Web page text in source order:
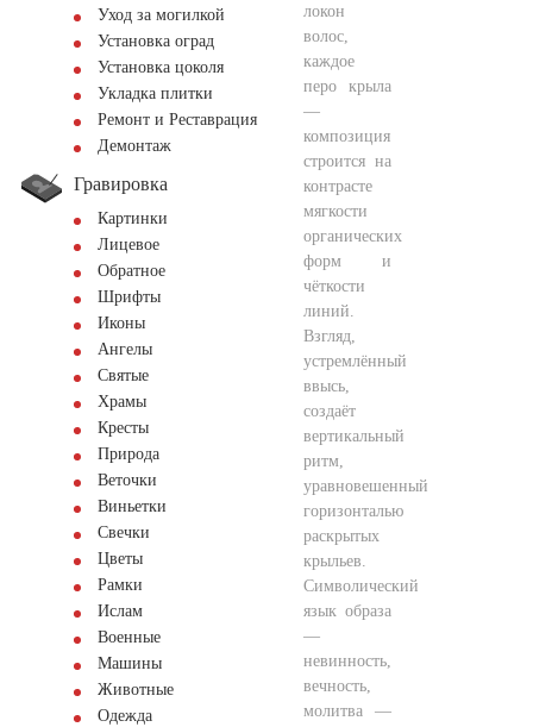
Уход за могилкой
Установка оград
Установка цоколя
Укладка плитки
Ремонт и Реставрация
Демонтаж
Гравировка
Картинки
Лицевое
Обратное
Шрифты
Иконы
Ангелы
Святые
Храмы
Кресты
Природа
Веточки
Виньетки
Свечки
Цветы
Рамки
Ислам
Военные
Машины
Животные
Одежда
локон
волос,
каждое
перо крыла
—
композиция
строится на
контрасте
мягкости
органических
форм и
чёткости
линий.
Взгляд,
устремлённый
ввысь,
создаёт
вертикальный
ритм,
уравновешенный
горизонталью
раскрытых
крыльев.
Символический
язык образа
—
невинность,
вечность,
молитва —